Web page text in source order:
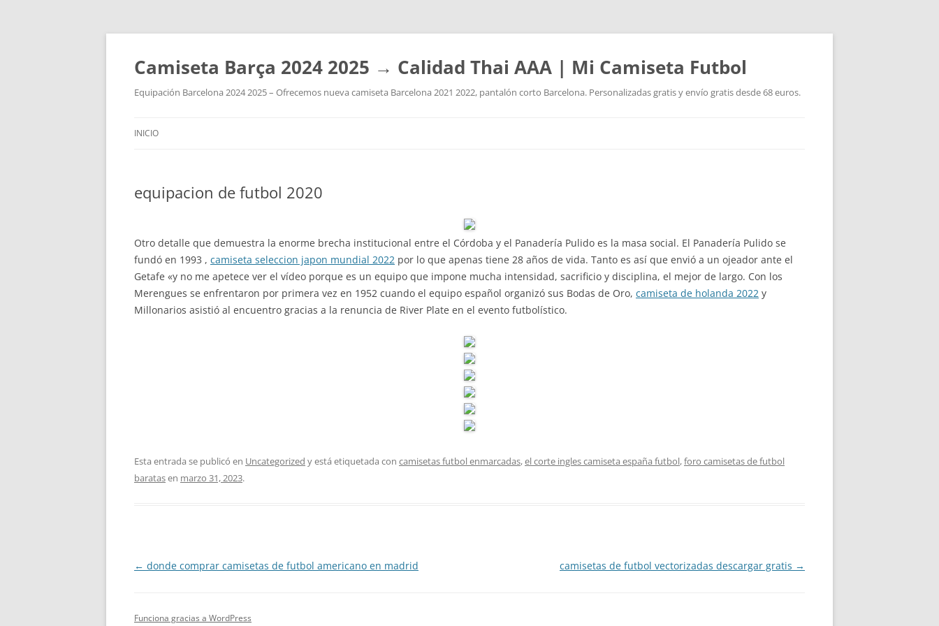
Camiseta Barça 2024 2025 → Calidad Thai AAA | Mi Camiseta Futbol
Equipación Barcelona 2024 2025 – Ofrecemos nueva camiseta Barcelona 2021 2022, pantalón corto Barcelona. Personalizadas gratis y envío gratis desde 68 euros.
INICIO
equipacion de futbol 2020
Otro detalle que demuestra la enorme brecha institucional entre el Córdoba y el Panadería Pulido es la masa social. El Panadería Pulido se
fundó en 1993 , camiseta seleccion japon mundial 2022 por lo que apenas tiene 28 años de vida. Tanto es así que envió a un ojeador ante el
Getafe «y no me apetece ver el vídeo porque es un equipo que impone mucha intensidad, sacrificio y disciplina, el mejor de largo. Con los
Merengues se enfrentaron por primera vez en 1952 cuando el equipo español organizó sus Bodas de Oro, camiseta de holanda 2022 y
Millonarios asistió al encuentro gracias a la renuncia de River Plate en el evento futbolístico.
Esta entrada se publicó en Uncategorized y está etiquetada con camisetas futbol enmarcadas,el corte ingles camiseta españa futbol,foro camisetas de futbol
baratasen marzo 31, 2023.
Navegación
← donde comprar camisetas de futbol americano en madrid camisetas de futbol vectorizadas descargar gratis →
Funciona gracias a WordPress